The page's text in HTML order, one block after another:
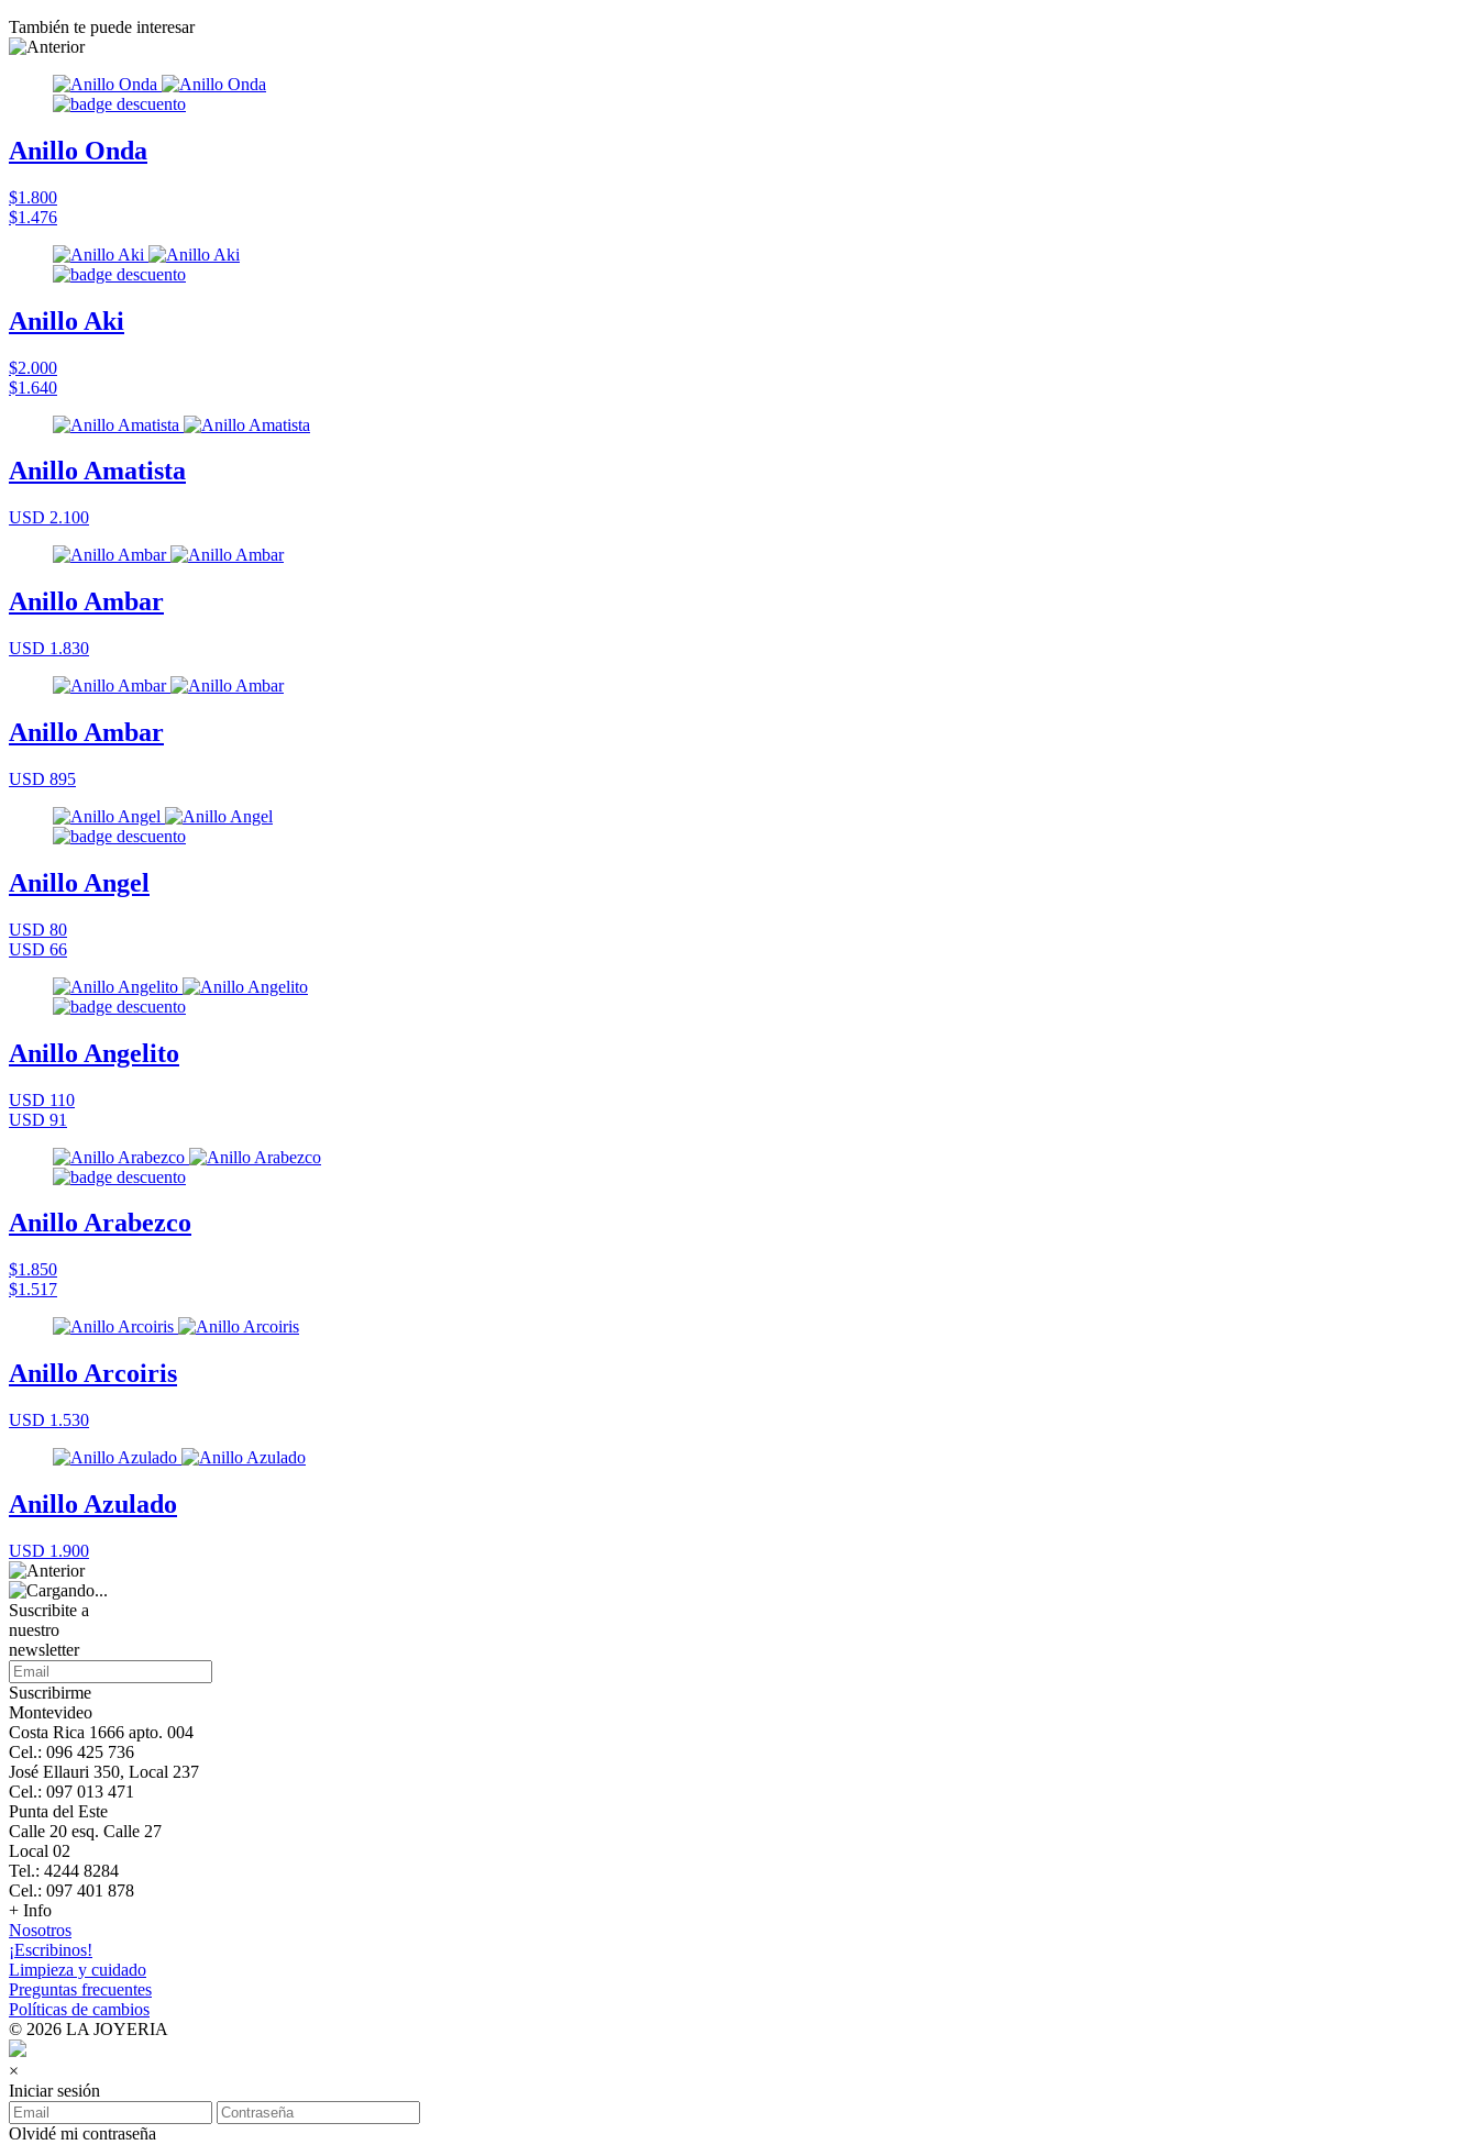
También te puede interesar
Anillo Onda
$1.800
$1.476
Anillo Aki
$2.000
$1.640
Anillo Amatista
USD 2.100
Anillo Ambar
USD 1.830
Anillo Ambar
USD 895
Anillo Angel
USD 80
USD 66
Anillo Angelito
USD 110
USD 91
Anillo Arabezco
$1.850
$1.517
Anillo Arcoiris
USD 1.530
Anillo Azulado
USD 1.900
Suscribite a
nuestro
newsletter
Suscribirme
Montevideo
Costa Rica 1666 apto. 004
Cel.: 096 425 736
José Ellauri 350, Local 237
Cel.: 097 013 471
Punta del Este
Calle 20 esq. Calle 27
Local 02
Tel.: 4244 8284
Cel.: 097 401 878
+ Info
Nosotros
¡Escribinos!
Limpieza y cuidado
Preguntas frecuentes
Políticas de cambios
© 2026 LA JOYERIA
×
Iniciar sesión
Olvidé mi contraseña